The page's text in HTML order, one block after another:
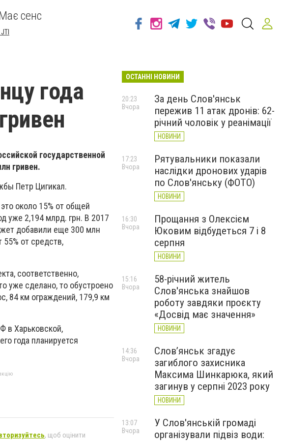
сенс
года
государственной
гривен.
Петр Цигикал.
около 15% от общей
уже 2,194 млрд. грн. В 2017
добавили еще 300 млн
от средств,
соответственно,
уже сделано, то обустроено
84 км ограждений, 179,9 км
в Харьковской,
года планируется
, щоб оцінити
ОСТАННІ НОВИНИ
За день Слов'янськ
пережив 11 атак дронів: 62-
річний чоловік у реанімації
НОВИНИ
20:23
Вчора
Рятувальники показали
наслідки дронових ударів
по Слов'янську (ФОТО)
НОВИНИ
17:23
Вчора
Прощання з Олексієм
Юковим відбудеться 7 і 8
серпня
НОВИНИ
16:30
Вчора
58-річний житель
Слов'янська знайшов
роботу завдяки проєкту
«Досвід має значення»
НОВИНИ
15:16
Вчора
Слов’янськ згадує
загиблого захисника
Максима Шинкарюка, який
загинув у серпні 2023 року
НОВИНИ
14:36
Вчора
У Слов'янській громаді
організували підвіз води:
13:07
Вчора